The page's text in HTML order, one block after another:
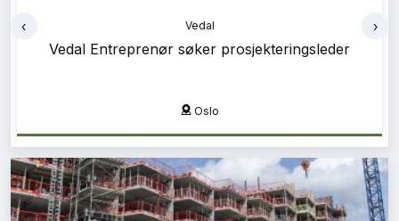
Vedal
Vedal Entreprenør søker prosjekteringsleder
Oslo
‹ ›